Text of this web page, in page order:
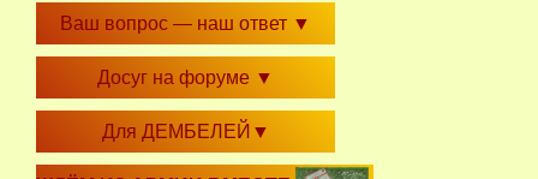
Ваш вопрос — наш ответ ▼
Досуг на форуме ▼
Для ДЕМБЕЛЕЙ ▼